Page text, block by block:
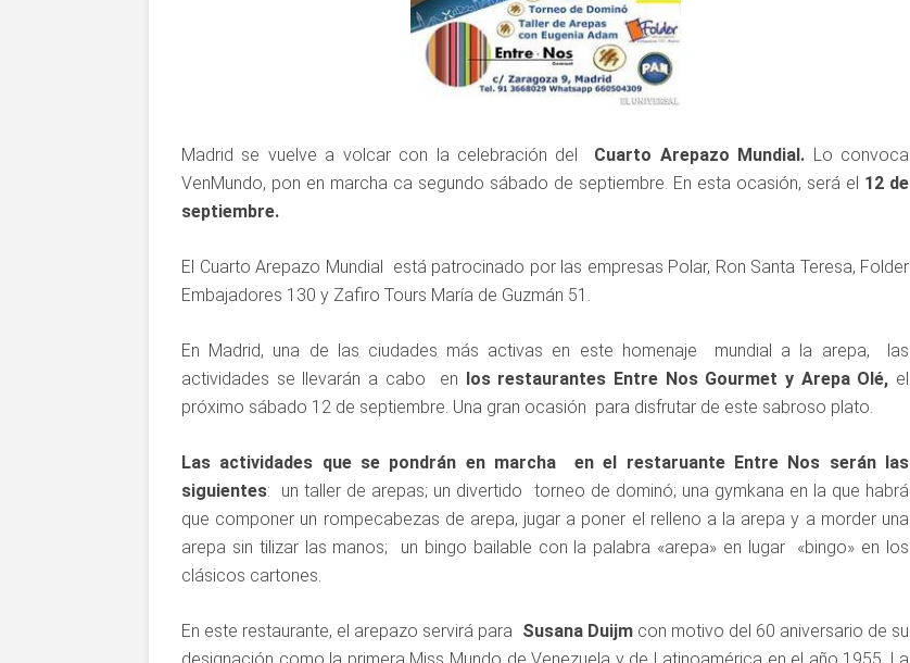
Madrid se vuelve a volcar con la celebración del Cuarto Arepazo Mundial. Lo convoca
VenMundo, pon en marcha ca segundo sábado de septiembre. En esta ocasión, será el 12 de
septiembre.
El Cuarto Arepazo Mundial está patrocinado por las empresas Polar, Ron Santa Teresa, Folder
Embajadores 130 y Zafiro Tours María de Guzmán 51.
En Madrid, una de las ciudades más activas en este homenaje mundial a la arepa, las
actividades se llevarán a cabo en los restaurantes Entre Nos Gourmet y Arepa Olé, el
próximo sábado 12 de septiembre. Una gran ocasión para disfrutar de este sabroso plato.
Las actividades que se pondrán en marcha en el restaruante Entre Nos serán las
siguientes: un taller de arepas; un divertido torneo de dominó; una gymkana en la que habrá
que componer un rompecabezas de arepa, jugar a poner el relleno a la arepa y a morder una
arepa sin tilizar las manos; un bingo bailable con la palabra «arepa» en lugar «bingo» en los
clásicos cartones.
En este restaurante, el arepazo servirá para Susana Duijmcon motivo del 60 aniversario de su
designación como la primera Miss Mundo de Venezuela y de Latinoamérica en el año 1955. La